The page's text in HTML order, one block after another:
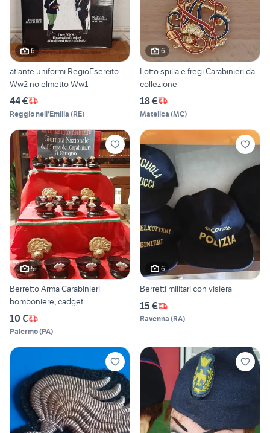
6
atlante uniformi RegioEsercito
Ww2 no elmetto Ww1
44 €
Reggio nell'Emilia (RE)
6
Lotto spilla e fregi Carabinieri da
collezione
18 €
Matelica (MC)
5
Berretto Arma Carabinieri
bomboniere, cadget
10 €
Palermo(PA)
6
Berretti militari con visiera
15 €
Ravenna (RA)